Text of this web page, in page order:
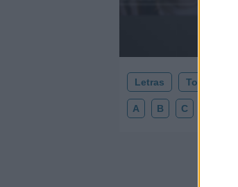
Letras Top Artistas
A B C